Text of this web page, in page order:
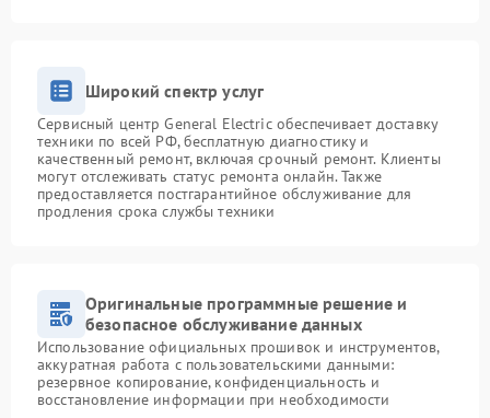
Широкий спектр услуг
Сервисный центр General Electric обеспечивает доставку
техники по всей РФ, бесплатную диагностику и
качественный ремонт, включая срочный ремонт. Клиенты
могут отслеживать статус ремонта онлайн. Также
предоставляется постгарантийное обслуживание для
продления срока службы техники
Оригинальные программные решение и
безопасное обслуживание данных
Использование официальных прошивок и инструментов,
аккуратная работа с пользовательскими данными:
резервное копирование, конфиденциальность и
восстановление информации при необходимости